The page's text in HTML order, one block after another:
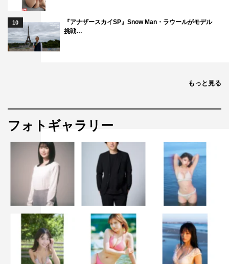
10
『アナザースカイSP』Snow Man・ラウールがモデル
挑戦…
もっと見る
フォトギャラリー